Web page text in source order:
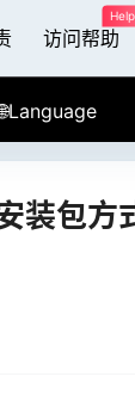
访问帮助
Help
装包方